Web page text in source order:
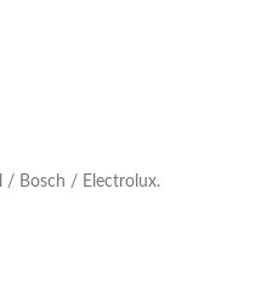
/ Bosch / Electrolux.